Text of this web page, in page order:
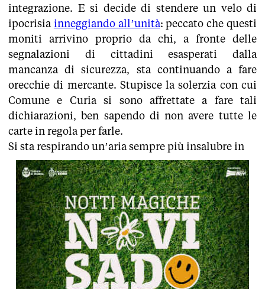
integrazione. E si decide di stendere un velo di
ipocrisia inneggiando all’unità: peccato che questi
moniti arrivino proprio da chi, a fronte delle
segnalazioni di cittadini esasperati dalla
mancanza di sicurezza, sta continuando a fare
orecchie di mercante. Stupisce la solerzia con cui
Comune e Curia si sono affrettate a fare tali
dichiarazioni, ben sapendo di non avere tutte le
carte in regola per farle.
Si sta respirando un’aria sempre più insalubre in